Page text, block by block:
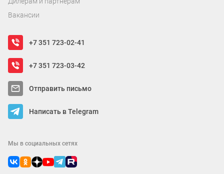
Вакансии
+7 351 723-02-41
+7 351 723-03-42
Отправить письмо
Написать в Telegram
Мы в социальных сетях